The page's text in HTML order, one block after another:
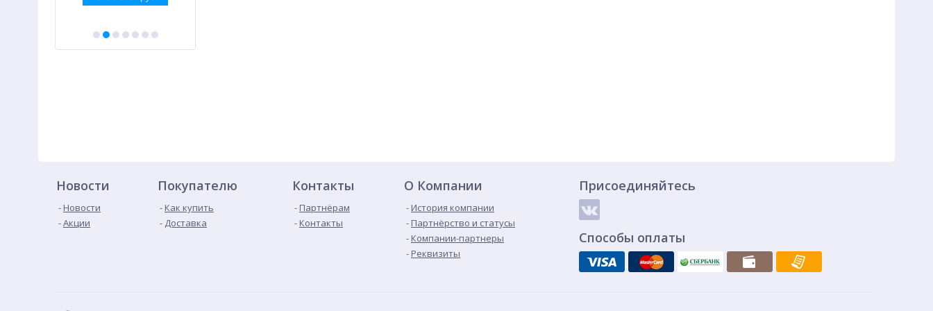
Новости
Новости
Акции
Покупателю
Как купить
Доставка
Контакты
Партнёрам
Контакты
О Компании
История компании
Партнёрство и статусы
Компании-партнеры
Реквизиты
Присоединяйтесь
Способы оплаты